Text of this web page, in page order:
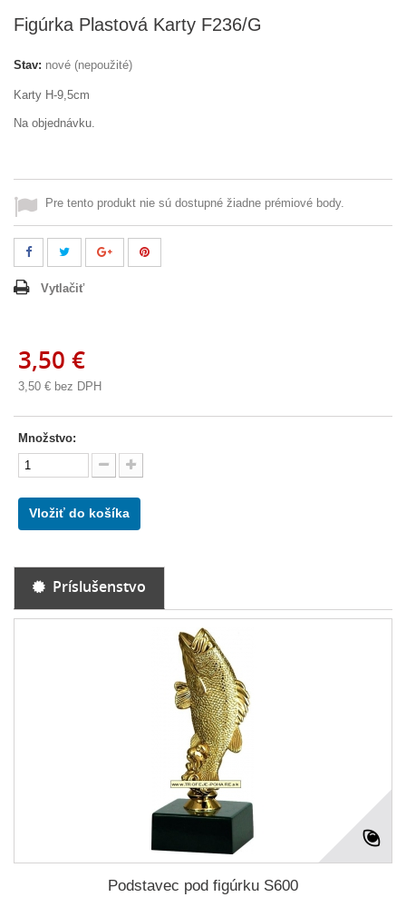
Figúrka Plastová Karty F236/G
Stav: nové (nepoužité)
Karty H-9,5cm
Na objednávku.
Pre tento produkt nie sú dostupné žiadne prémiové body.
Vytlačiť
3,50 €
3,50 € bez DPH
Množstvo:
Vložiť do košíka
Príslušenstvo
Podstavec pod figúrku S600